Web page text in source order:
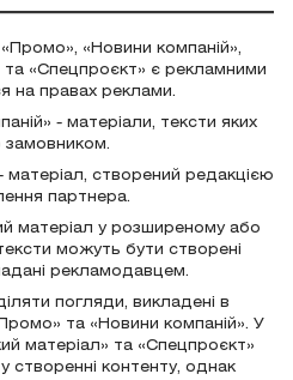
«Новини компаній»,
та «Спецпроєкт» є рекламними
на правах реклами.
- матеріали, тексти яких
замовником.
матеріал, створений редакцією
партнера.
матеріал у розширеному або
можуть бути створені
рекламодавцем.
погляди, викладені в
та «Новини компаній». У
матеріал» та «Спецпроєкт»
створенні контенту, однак